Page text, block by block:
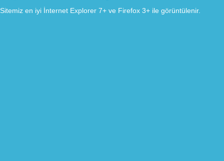
Sitemiz en iyi İnternet Explorer 7+ ve Firefox 3+ ile görüntülenir.